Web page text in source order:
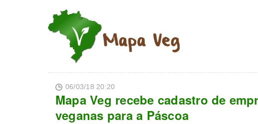
06/03/18 20:20
Mapa Veg recebe cadastro de
veganas para a Páscoa